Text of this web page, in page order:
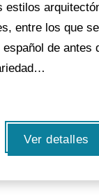
estilos
entre los que
de antes
Ver detalles